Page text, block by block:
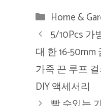
카
테
고
리
Home &
5/10Pcs 가
대 한 16-
가죽 끈 루프
DIY 액세서리